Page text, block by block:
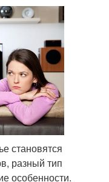
становятся
разный тип
особенности.